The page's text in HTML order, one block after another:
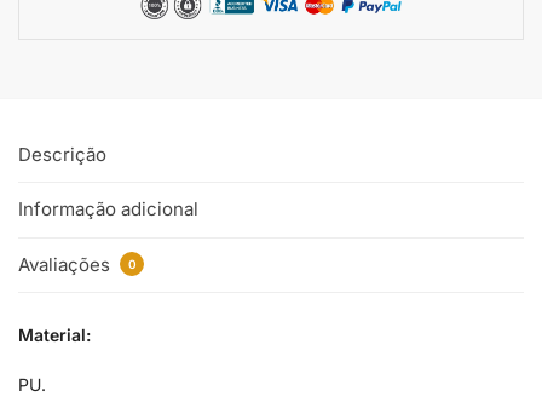
Descrição
Informação adicional
Avaliações 0
Material:
PU.